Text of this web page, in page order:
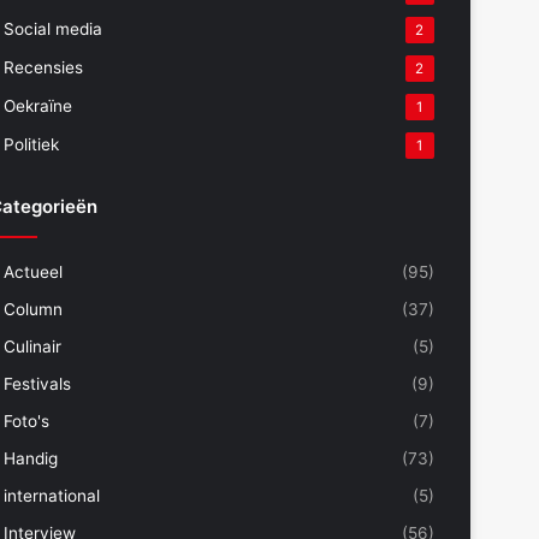
Social media 2
Recensies 2
Oekraïne 1
Politiek 1
Actueel
(95)
Column
(37)
Culinair
(5)
Festivals
(9)
Foto's
(7)
Handig
(73)
international
(5)
Interview
(56)